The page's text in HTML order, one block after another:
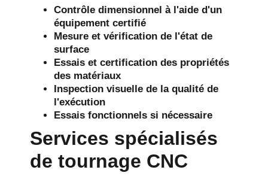
Contrôle dimensionnel à l'aide d'un
équipement certifié
Mesure et vérification de l'état de
surface
Essais et certification des propriétés
des matériaux
Inspection visuelle de la qualité de
l'exécution
Essais fonctionnels si nécessaire
Services spécialisés
de tournage CNC